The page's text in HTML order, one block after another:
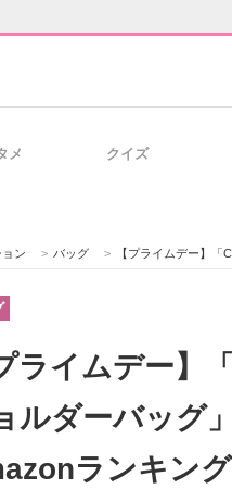
メ クイズ
ン > バッグ > 【プライムデー】「CHUMS（
ライムデー】
ルダーバッグ
ランキン